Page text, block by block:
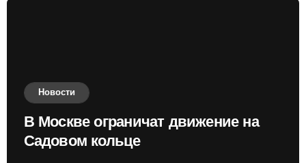
Новости
В Москве ограничат движение на
Садовом кольце